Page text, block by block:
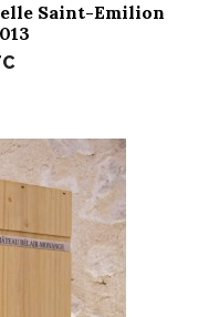
Saint-Emilion